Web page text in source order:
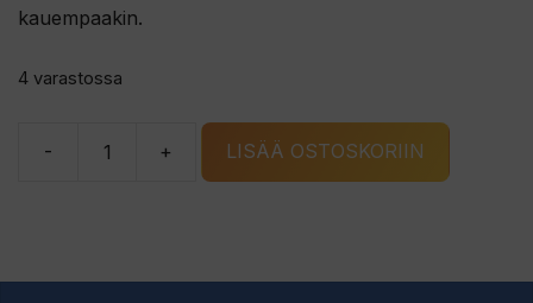
kauempaakin.
4 varastossa
-
Kapraali
+ LISÄÄ OSTOSKORIIN